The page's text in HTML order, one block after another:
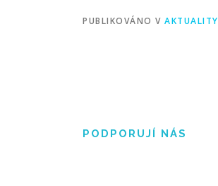
PUBLIKOVÁNO V AKTUALITY
PODPORUJÍ NÁS